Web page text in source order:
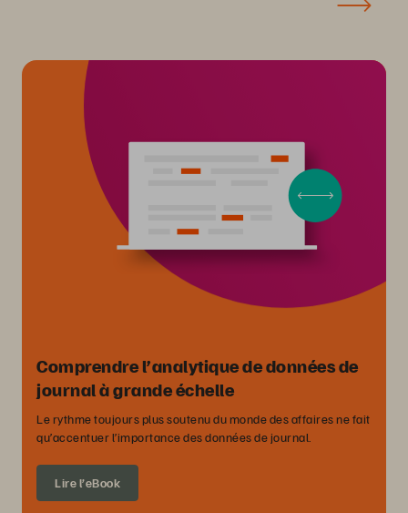
Comprendre l’analytique de données de
journal à grande échelle
Le rythme toujours plus soutenu du monde des affaires ne fait
qu’accentuer l’importance des données de journal.
Lire l’eBook